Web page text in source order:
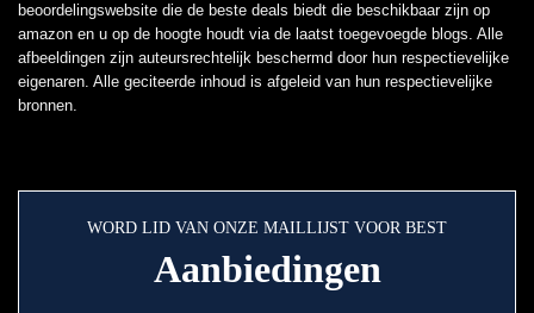
beoordelingswebsite die de beste deals biedt die beschikbaar zijn op
amazon en u op de hoogte houdt via de laatst toegevoegde blogs. Alle
afbeeldingen zijn auteursrechtelijk beschermd door hun respectievelijke
eigenaren. Alle geciteerde inhoud is afgeleid van hun respectievelijke
bronnen.
WORD LID VAN ONZE MAILLIJST VOOR BEST
Aanbiedingen